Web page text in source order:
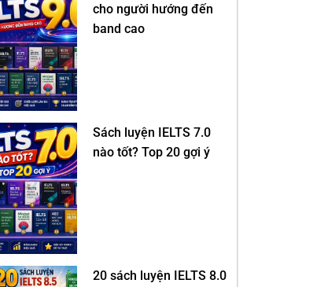
cho người hướng đến
band cao
Sách luyện IELTS 7.0
nào tốt? Top 20 gợi ý
20 sách luyện IELTS 8.0